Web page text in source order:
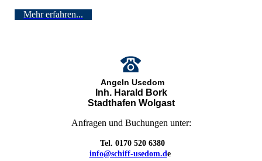
Mehr erfahren...
Angeln Usedom
Inh. Harald Bork
Stadthafen Wolgast
Anfragen und Buchungen unter:
Tel. 0170 520 6380
info@schiff-usedom.d e